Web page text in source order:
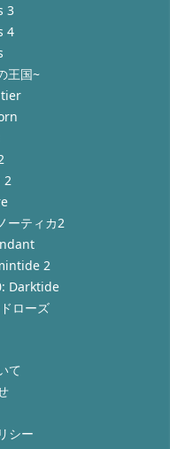
3
4
王国~
2
ーティカ2
2
Darktide
ローズ
て
シー